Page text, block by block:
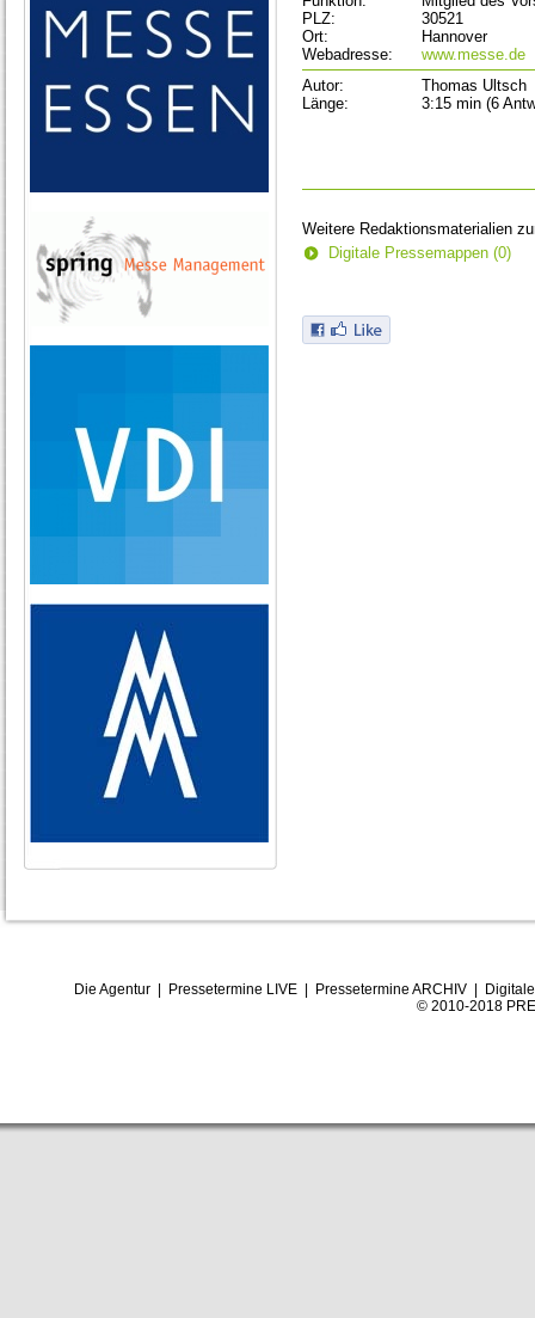
PLZ:
30521
Ort:
Hannover
Webadresse:
www.messe.de
Autor:
Thomas Ultsch
Länge:
3:15 min (6
Weitere Redaktionsmaterialien
Digitale Pressemappen (0)
Die Agentur| Pressetermine LIVE| Pressetermine ARCHIV|
© 2010-2018